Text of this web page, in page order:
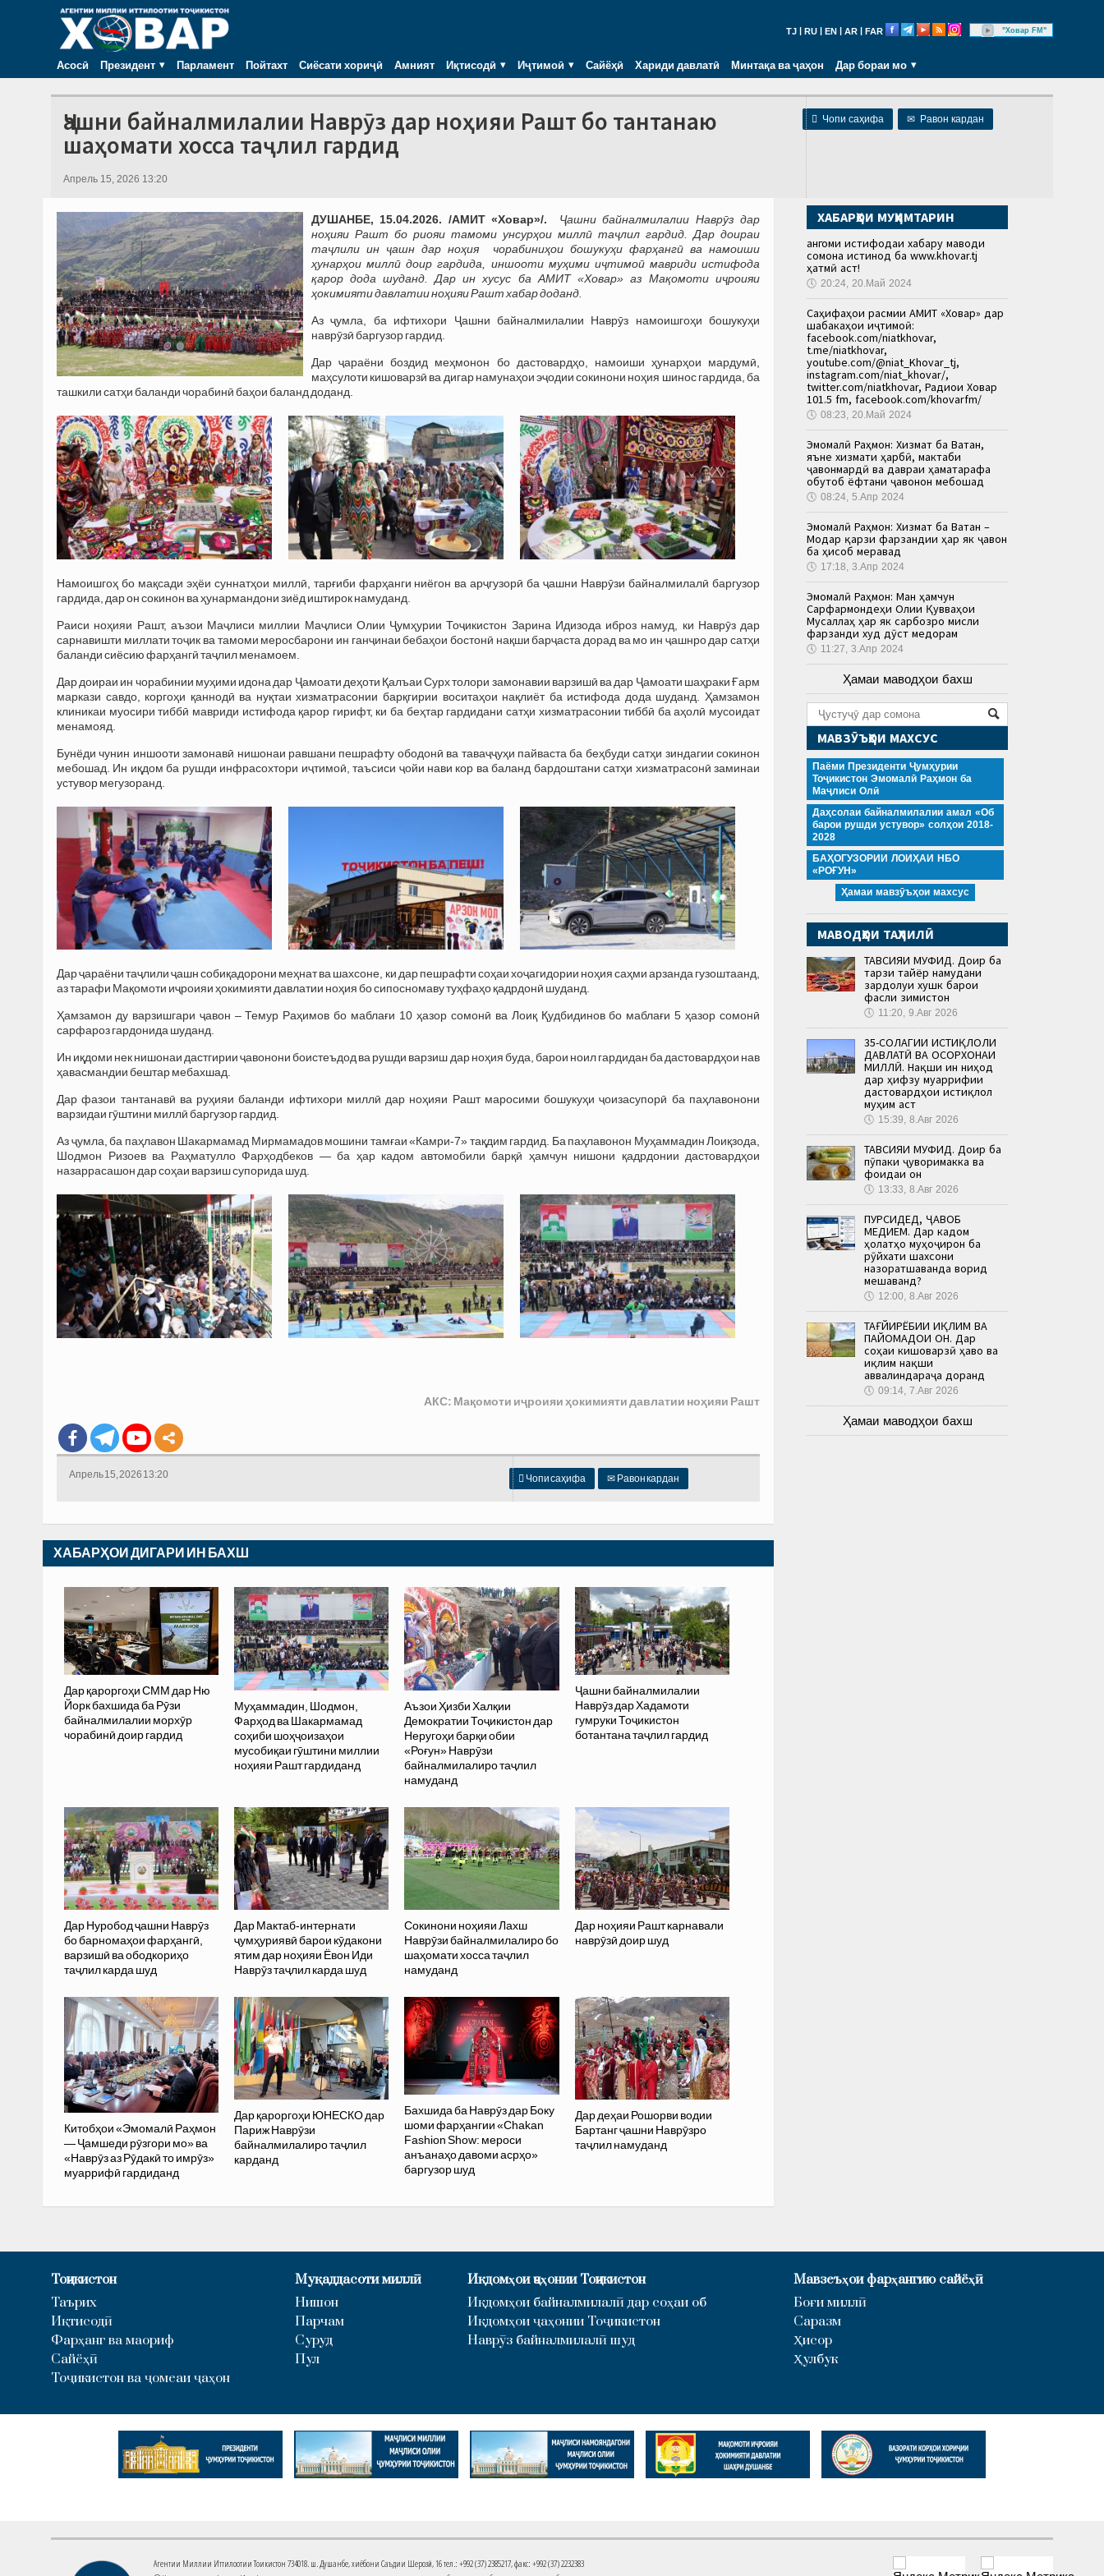
TJ RU EN AR FAR "Ховар FM"
Асосӣ Президент Парламент Пойтахт Сиёсати хориҷӣ Амният Иқтисодӣ Иҷтимоӣ Сайёҳӣ Хариди давлатӣ Минтақа ва ҷаҳон Дар бораи мо
 Чопи саҳифа ✉ Равон кардан
Ҷашни байналмилалии Наврӯз дар ноҳияи Рашт бо тантанаю
шаҳомати хосса таҷлил гардид
Апрель 15, 2026 13:20
ДУШАНБЕ, 15.04.2026. /АМИТ «Ховар»/.
Ҷашни байналмилалии Наврӯз дар
ноҳияи Рашт бо риояи тамоми унсурҳои миллӣ таҷлил гардид. Дар доираи
таҷлили ин ҷашн дар ноҳия чорабиниҳои бошукуҳи фарҳангӣ ва намоиши
ҳунарҳои миллӣ доир гардида, иншооти муҳими иҷтимоӣ мавриди истифода
қарор дода шуданд.
Дар ин хусус ба АМИТ «Ховар» аз Мақомоти иҷроияи
ҳокимияти давлатии ноҳияи Рашт хабар доданд.
Аз ҷумла, ба ифтихори Ҷашни байналмилалии Наврӯз намоишгоҳи бошукуҳи
наврӯзӣ баргузор гардид.
Дар ҷараёни боздид меҳмонон бо дастовардҳо, намоиши ҳунарҳои мардумӣ,
маҳсулоти кишоварзӣ ва дигар намунаҳои эҷодии сокинони ноҳия шинос гардида, ба
ташкили сатҳи баланди чорабинӣ баҳои баланд доданд.
Намоишгоҳ бо мақсади эҳёи суннатҳои миллӣ, тарғиби фарҳанги ниёгон ва арҷгузорӣ ба ҷашни Наврӯзи байналмилалӣ баргузор
гардида, дар он сокинон ва ҳунармандони зиёд иштирок намуданд.
Раиси ноҳияи Рашт, аъзои Маҷлиси миллии Маҷлиси Олии Ҷумҳурии Тоҷикистон Зарина Идизода иброз намуд, ки Наврӯз дар
сарнавишти миллати тоҷик ва тамоми меросбарони ин ганҷинаи бебаҳои бостонӣ нақши барҷаста дорад ва мо ин ҷашнро дар сатҳи
баланди сиёсию фарҳангӣ таҷлил менамоем.
Дар доираи ин чорабинии муҳими идона дар Ҷамоати деҳоти Қалъаи Сурх толори замонавии варзишӣ ва дар Ҷамоати шаҳраки Ғарм
маркази савдо, коргоҳи қаннодӣ ва нуқтаи хизматрасонии барқгирии воситаҳои нақлиёт ба истифода дода шуданд. Ҳамзамон
клиникаи муосири тиббӣ мавриди истифода қарор гирифт, ки ба беҳтар гардидани сатҳи хизматрасонии тиббӣ ба аҳолӣ мусоидат
менамояд.
Бунёди чунин иншооти замонавӣ нишонаи равшани пешрафту ободонӣ ва таваҷҷуҳи пайваста ба беҳбуди сатҳи зиндагии сокинон
мебошад. Ин иқдом ба рушди инфрасохтори иҷтимоӣ, таъсиси ҷойи нави кор ва баланд бардоштани сатҳи хизматрасонӣ заминаи
устувор мегузоранд.
Дар ҷараёни таҷлили ҷашн собиқадорони меҳнат ва шахсоне, ки дар пешрафти соҳаи хоҷагидории ноҳия саҳми арзанда гузоштаанд,
аз тарафи Мақомоти иҷроияи ҳокимияти давлатии ноҳия бо сипосномаву туҳфаҳо қадрдонӣ шуданд.
Ҳамзамон ду варзишгари ҷавон – Темур Раҳимов бо маблағи 10 ҳазор сомонӣ ва Лоиқ Қудбидинов бо маблағи 5 ҳазор сомонӣ
сарфароз гардонида шуданд.
Ин иқдоми нек нишонаи дастгирии ҷавонони боистеъдод ва рушди варзиш дар ноҳия буда, барои ноил гардидан ба дастовардҳои нав
ҳавасмандии бештар мебахшад.
Дар фазои тантанавӣ ва руҳияи баланди ифтихори миллӣ дар ноҳияи Рашт маросими бошукуҳи ҷоизасупорӣ ба паҳлавонони
варзидаи гӯштини миллӣ баргузор гардид.
Аз ҷумла, ба паҳлавон Шакармамад Мирмамадов мошини тамғаи «Камри-7» тақдим гардид. Ба паҳлавонон Муҳаммадин Лоиқзода,
Шодмон Ризоев ва Раҳматулло Фарҳодбеков — ба ҳар кадом автомобили барқӣ ҳамчун нишони қадрдонии дастовардҳои
назаррасашон дар соҳаи варзиш супорида шуд.
АКС: Мақомоти иҷроияи ҳокимияти давлатии ноҳияи Рашт
 Чопи саҳифа ✉ Равон кардан
Апрель 15, 2026 13:20
ХАБАРҲОИ ДИГАРИ ИН БАХШ
Дар қароргоҳи СММ дар Ню
Йорк бахшида ба Рӯзи
байналмилалии морхӯр
чорабинӣ доир гардид
Муҳаммадин, Шодмон,
Фарҳод ва Шакармамад
соҳиби шоҳҷоизаҳои
мусобиқаи гӯштини миллии
ноҳияи Рашт гардиданд
Аъзои Ҳизби Халқии
Демократии Тоҷикистон дар
Неругоҳи барқи обии
«Роғун» Наврӯзи
байналмилалиро таҷлил
намуданд
Ҷашни байналмилалии
Наврӯз дар Хадамоти
гумруки Тоҷикистон
ботантана таҷлил гардид
Дар Нуробод ҷашни Наврӯз
бо барномаҳои фарҳангӣ,
варзишӣ ва ободкориҳо
таҷлил карда шуд
Дар Мактаб-интернати
ҷумҳуриявӣ барои кӯдакони
ятим дар ноҳияи Ёвон Иди
Наврӯз таҷлил карда шуд
Сокинони ноҳияи Лахш
Наврӯзи байналмилалиро бо
шаҳомати хосса таҷлил
намуданд
Дар ноҳияи Рашт карнавали
наврӯзӣ доир шуд
Китобҳои «Эмомалӣ Раҳмон
— Ҷамшеди рӯзгори мо» ва
«Наврӯз аз Рӯдакӣ то имрӯз»
муаррифӣ гардиданд
Дар қароргоҳи ЮНЕСКО дар
Париж Наврӯзи
байналмилалиро таҷлил
карданд
Бахшида ба Наврӯз дар Боку
шоми фарҳангии «Chakan
Fashion Show: мероси
анъанаҳо давоми асрҳо»
баргузор шуд
Дар деҳаи Рошорви водии
Бартанг ҷашни Наврӯзро
таҷлил намуданд
ХАБАРҲОИ МУҲИМТАРИН
Ҳангоми истифодаи хабару маводи
сомона истинод ба www.khovar.tj
ҳатмӣ аст!
🕔 20:24, 20.Май 2024
Саҳифаҳои расмии АМИТ «Ховар» дар
шабакаҳои иҷтимоӣ:
facebook.com/niatkhovar,
t.me/niatkhovar,
youtube.com/@niat_Khovar_tj,
instagram.com/niat_khovar/,
twitter.com/niatkhovar, Радиои Ховар
101.5 fm, facebook.com/khovarfm/
🕔 08:23, 20.Май 2024
Эмомалӣ Раҳмон: Хизмат ба Ватан,
яъне хизмати ҳарбӣ, мактаби
ҷавонмардӣ ва давраи ҳаматарафа
обутоб ёфтани ҷавонон мебошад
🕔 08:24, 5.Апр 2024
Эмомалӣ Раҳмон: Хизмат ба Ватан –
Модар қарзи фарзандии ҳар як ҷавон
ба ҳисоб меравад
🕔 17:18, 3.Апр 2024
Эмомалӣ Раҳмон: Ман ҳамчун
Сарфармондеҳи Олии Қувваҳои
Мусаллаҳ ҳар як сарбозро мисли
фарзанди худ дӯст медорам
🕔 11:27, 3.Апр 2024
Ҳамаи маводҳои бахш
МАВЗӮЪҲОИ МАХСУС
Паёми Президенти Ҷумҳурии
Тоҷикистон Эмомалӣ Раҳмон ба
Маҷлиси Олӣ
Даҳсолаи байналмилалии амал «Об
барои рушди устувор» солҳои 2018-
2028
БАҲОГУЗОРИИ ЛОИҲАИ НБО
«РОҒУН»
Ҳамаи мавзӯъҳои махсус
МАВОДҲОИ ТАҲЛИЛӢ
ТАВСИЯИ МУФИД. Доир ба
тарзи тайёр намудани
зардолуи хушк барои
фасли зимистон
🕔 11:20, 9.Авг 2026
35-СОЛАГИИ ИСТИҚЛОЛИ
ДАВЛАТӢ ВА ОСОРХОНАИ
МИЛЛӢ. Нақши ин ниҳод
дар ҳифзу муаррифии
дастовардҳои истиқлол
муҳим аст
🕔 15:39, 8.Авг 2026
ТАВСИЯИ МУФИД. Доир ба
пӯпаки ҷуворимакка ва
фоидаи он
🕔 13:33, 8.Авг 2026
ПУРСИДЕД, ҶАВОБ
МЕДИҲЕМ. Дар кадом
ҳолатҳо муҳоҷирон ба
рӯйхати шахсони
назоратшаванда ворид
мешаванд?
🕔 12:00, 8.Авг 2026
ТАҒЙИРЁБИИ ИҚЛИМ ВА
ПАЙОМАДҲОИ ОН. Дар
соҳаи кишоварзӣ ҳаво ва
иқлим нақши
аввалиндараҷа доранд
🕔 09:14, 7.Авг 2026
Ҳамаи маводҳои бахш
Тоҷикистон
Таърих
Иқтисодӣ
Фарҳанг ва маориф
Сайёҳӣ
Тоҷикистон ва ҷомеаи ҷаҳон
Муқаддасоти миллӣ
Нишон
Парчам
Суруд
Пул
Иқдомҳои ҷаҳонии Тоҷикистон
Иқдомҳои байналмилалӣ дар соҳаи об
Иқдомҳои ҷаҳонии Тоҷикистон
Наврӯз байналмилалӣ шуд
Мавзеъҳои фарҳангию сайёҳӣ
Боғи миллӣ
Саразм
Ҳисор
Ҳулбук
Агентии Миллии Иттилоотии Тоҷикистон 734018. ш. Душанбе, хиёбони Саъдии Шерозӣ, 16 тел.: +992 (37) 2385217, факс: +992 (37) 2232383